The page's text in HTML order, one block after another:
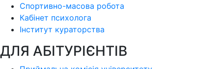
Спортивно-масова робота
Кабінет психолога
Інститут кураторства
ДЛЯ АБІТУРІЄНТІВ